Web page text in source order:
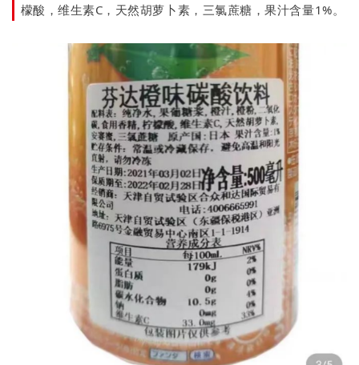
檬酸，维生素C，天然胡萝卜素，三氯蔗糖，果汁含量1%。